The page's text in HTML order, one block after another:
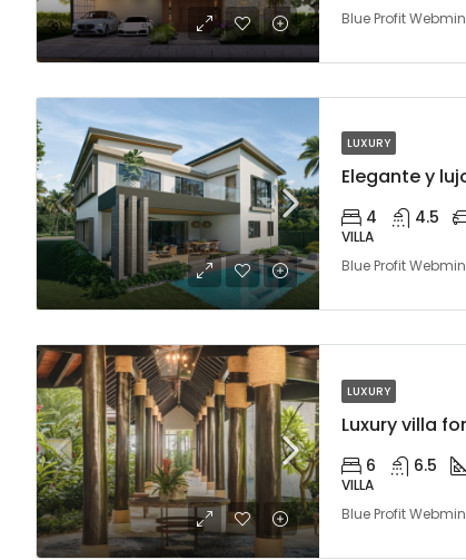
Blue Profit Webmin
LUXURY
4 4.5
VILLA
Blue Profit Webmin
LUXURY
6 6.5
VILLA
Blue Profit Webmin